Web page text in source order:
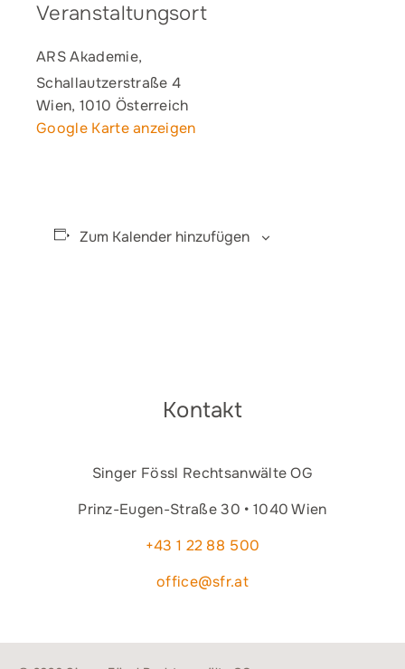
Veranstaltungsort
ARS Akademie,
Schallautzerstraße 4
Wien, 1010 Österreich
Google Karte anzeigen
Zum Kalender hinzufügen
Kontakt
Singer Fössl Rechtsanwälte OG
Prinz-Eugen-Straße 30 • 1040 Wien
+43 1 22 88 500
office@sfr.at